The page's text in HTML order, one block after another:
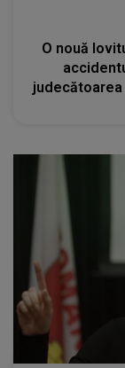
O nouă
judecătoarea